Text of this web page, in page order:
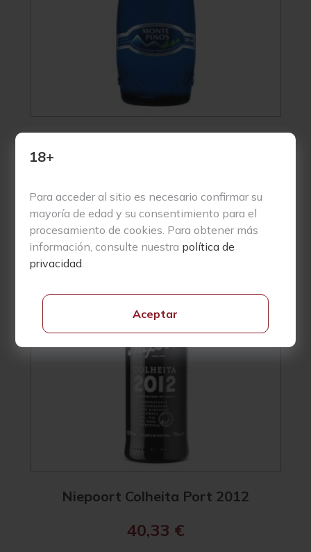
18+
Para acceder al sitio es necesario confirmar su
mayoría de edad y su consentimiento para el
procesamiento de cookies. Para obtener más
información, consulte nuestra política de
privacidad.
Aceptar
93 Parker
Niepoort Colheita Port 2012
40,33 €